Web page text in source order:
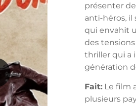
présenter
anti-héros,
qui envahit
des
thriller qui a
génération
Fait: Le film
plusieurs